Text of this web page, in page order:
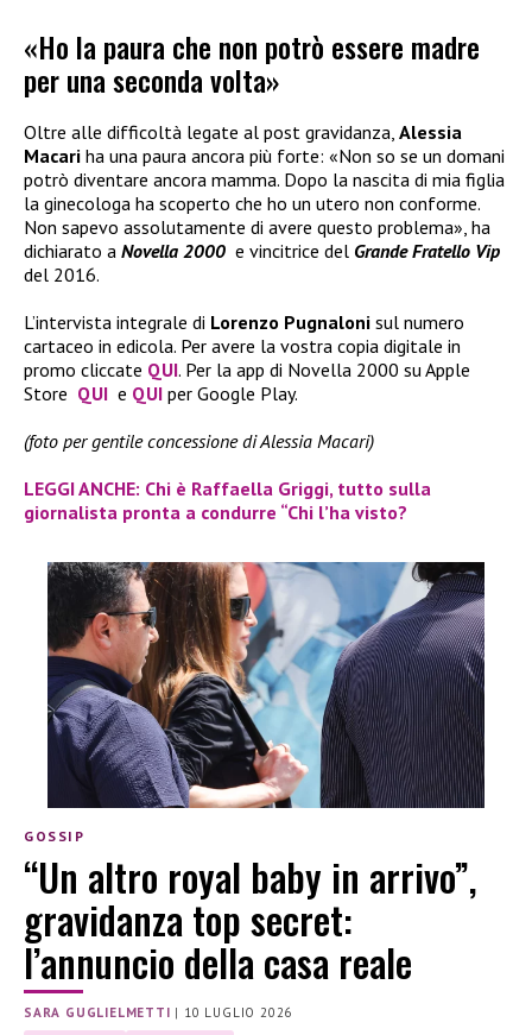
«Ho la paura che non potrò essere madre
per una seconda volta»
Oltre alle difficoltà legate al post gravidanza, Alessia
Macari ha una paura ancora più forte: «Non so se un domani
potrò diventare ancora mamma. Dopo la nascita di mia figlia
la ginecologa ha scoperto che ho un utero non conforme.
Non sapevo assolutamente di avere questo problema», ha
dichiarato a Novella 2000 e vincitrice del Grande Fratello Vip
del 2016.
L’intervista integrale di Lorenzo Pugnaloni sul numero
cartaceo in edicola. Per avere la vostra copia digitale in
promo cliccate QUI. Per la app di Novella 2000 su Apple
Store QUI e QUI per Google Play.
(foto per gentile concessione di Alessia Macari)
LEGGI ANCHE: Chi è Raffaella Griggi, tutto sulla
giornalista pronta a condurre “Chi l’ha visto?
GOSSIP
“Un altro royal baby in arrivo”,
gravidanza top secret:
l’annuncio della casa reale
SARA GUGLIELMETTI | 10 LUGLIO 2026